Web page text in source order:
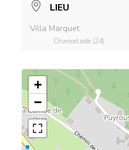
LIEU
Villa Marquet
Chancelade (24)
+
−